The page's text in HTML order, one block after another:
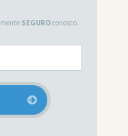
SEGUROconosco.